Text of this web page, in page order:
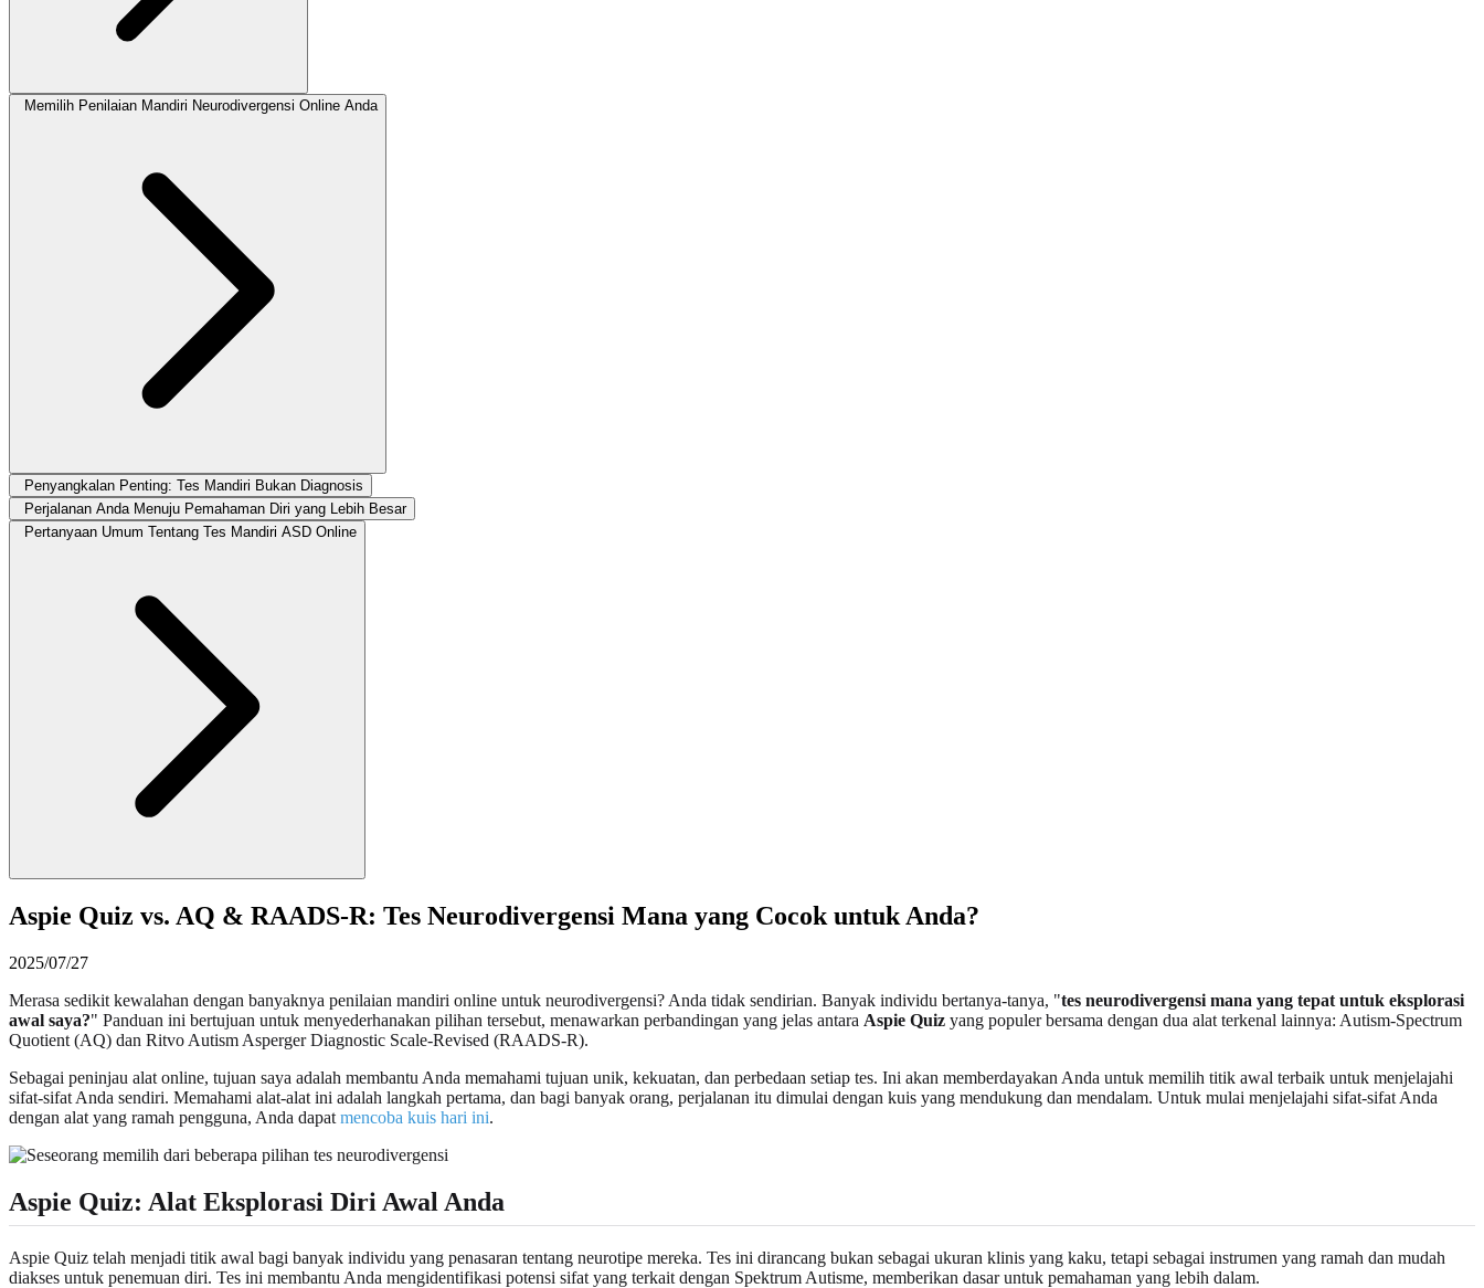
Memilih Penilaian Mandiri Neurodivergensi Online Anda
Penyangkalan Penting: Tes Mandiri Bukan Diagnosis
Perjalanan Anda Menuju Pemahaman Diri yang Lebih Besar
Pertanyaan Umum Tentang Tes Mandiri ASD Online
Aspie Quiz vs. AQ & RAADS-R: Tes Neurodivergensi Mana yang Cocok untuk Anda?
2025/07/27
Merasa sedikit kewalahan dengan banyaknya penilaian mandiri online untuk neurodivergensi? Anda tidak sendirian. Banyak individu bertanya-tanya, "tes neurodivergensi mana yang tepat untuk eksplorasi
awal saya?" Panduan ini bertujuan untuk menyederhanakan pilihan tersebut, menawarkan perbandingan yang jelas antara Aspie Quiz yang populer bersama dengan dua alat terkenal lainnya: Autism-Spectrum
Quotient (AQ) dan Ritvo Autism Asperger Diagnostic Scale-Revised (RAADS-R).
Sebagai peninjau alat online, tujuan saya adalah membantu Anda memahami tujuan unik, kekuatan, dan perbedaan setiap tes. Ini akan memberdayakan Anda untuk memilih titik awal terbaik untuk menjelajahi
sifat-sifat Anda sendiri. Memahami alat-alat ini adalah langkah pertama, dan bagi banyak orang, perjalanan itu dimulai dengan kuis yang mendukung dan mendalam. Untuk mulai menjelajahi sifat-sifat Anda
dengan alat yang ramah pengguna, Anda dapat mencoba kuis hari ini.
Aspie Quiz: Alat Eksplorasi Diri Awal Anda
Aspie Quiz telah menjadi titik awal bagi banyak individu yang penasaran tentang neurotipe mereka. Tes ini dirancang bukan sebagai ukuran klinis yang kaku, tetapi sebagai instrumen yang ramah dan mudah
diakses untuk penemuan diri. Tes ini membantu Anda mengidentifikasi potensi sifat yang terkait dengan Spektrum Autisme, memberikan dasar untuk pemahaman yang lebih dalam.